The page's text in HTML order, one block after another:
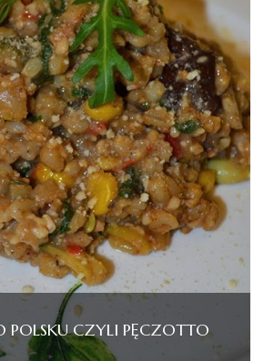
POLSKU CZYLI PĘCZOTTO